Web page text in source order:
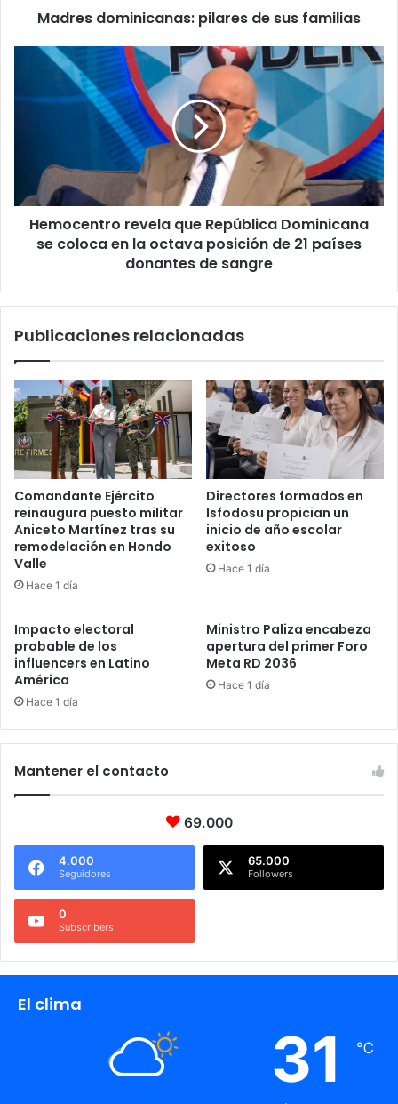
Madres dominicanas: pilares de sus familias
Hemocentro
coloca
la
octava
posición
países
de
Hemocentro revela que República Dominicana
se coloca en la octava posición de 21 países
donantes de sangre
Publicaciones relacionadas
Comandante Ejército
reinaugura puesto militar
Aniceto Martínez tras su
remodelación en Hondo
Valle
Hace 1 día
Directores formados en
Isfodosu propician un
inicio de año escolar
exitoso
Hace 1 día
Impacto electoral
probable de los
influencers en Latino
América
Hace 1 día
Ministro Paliza encabeza
apertura del primer Foro
Meta RD 2036
Hace 1 día
Mantener el contacto
69.000
4.000
Seguidores
65.000
Followers
0
Subscribers
El clima
31 ℃